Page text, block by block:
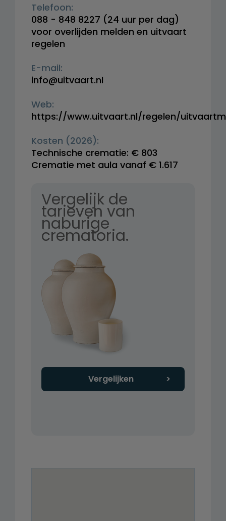
Telefoon:
088 - 848 8227 (24 uur per dag)
voor overlijden melden en uitvaart
regelen
E-mail:
info@uitvaart.nl
Web:
https://www.uitvaart.nl/regelen/
Kosten (2026):
Technische crematie: € 803
Crematie met aula vanaf € 1.617
Vergelijk de
tarieven van
naburige
crematoria.
Vergelijken